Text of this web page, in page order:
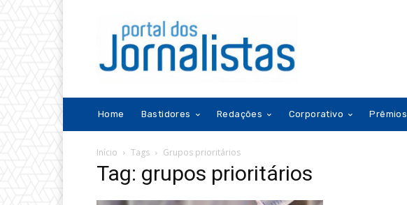
Home Bastidores Redações Corporativo Prêmios
Início Tags Grupos prioritários
Tag: grupos prioritários